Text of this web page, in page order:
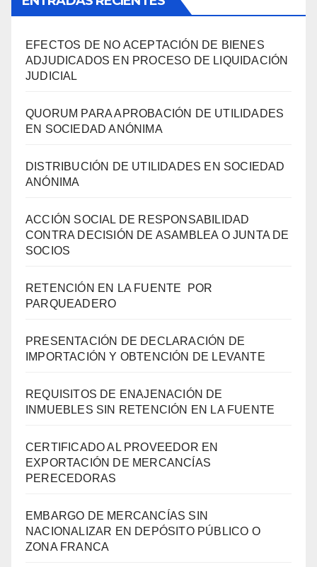
EFECTOS DE NO ACEPTACIÓN DE BIENES
ADJUDICADOS EN PROCESO DE LIQUIDACIÓN
JUDICIAL
QUORUM PARA APROBACIÓN DE UTILIDADES
EN SOCIEDAD ANÓNIMA
DISTRIBUCIÓN DE UTILIDADES EN SOCIEDAD
ANÓNIMA
ACCIÓN SOCIAL DE RESPONSABILIDAD
CONTRA DECISIÓN DE ASAMBLEA O JUNTA DE
SOCIOS
RETENCIÓN EN LA FUENTE POR
PARQUEADERO
PRESENTACIÓN DE DECLARACIÓN DE
IMPORTACIÓN Y OBTENCIÓN DE LEVANTE
REQUISITOS DE ENAJENACIÓN DE
INMUEBLES SIN RETENCIÓN EN LA FUENTE
CERTIFICADO AL PROVEEDOR EN
EXPORTACIÓN DE MERCANCÍAS
PERECEDORAS
EMBARGO DE MERCANCÍAS SIN
NACIONALIZAR EN DEPÓSITO PÚBLICO O
ZONA FRANCA